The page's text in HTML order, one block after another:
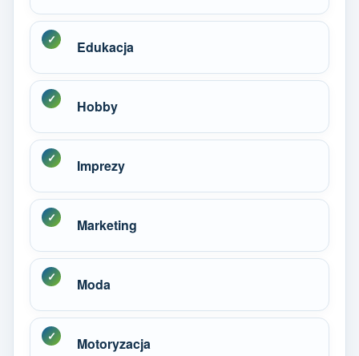
Edukacja
Hobby
Imprezy
Marketing
Moda
Motoryzacja